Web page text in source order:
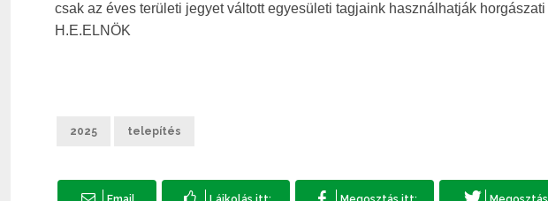
csak az éves területi jegyet váltott egyesületi tagjaink használhatják
H.E.ELNÖK
2025 telepítés